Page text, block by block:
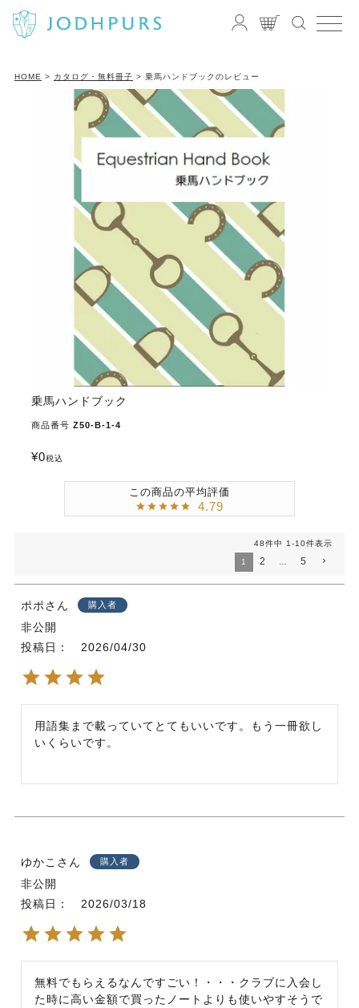
HOME カタログ・無料冊子 乗馬ハンドブックのレビュー
乗馬ハンドブック
商品番号 Z50-B-1-4
¥0税込
4.79
48件中 1-10件表示
1 2 5
ポポ 購入者
非公開
投稿日
2026/04/30
用語集まで載っていてとてもいいです。もう一冊欲し
いくらいです。
ゆかこ 購入者
非公開
投稿日
2026/03/18
無料でもらえるなんですごい！・・・クラブに入会し
た時に高い金額で買ったノートよりも使いやすそうで